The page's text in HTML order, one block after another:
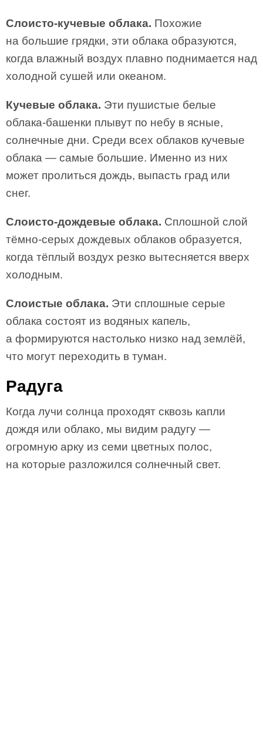
Слоисто-кучевые облака. Похожие
на большие грядки, эти облака образуются,
когда влажный воздух плавно поднимается над
холодной сушей или океаном.
Кучевые облака. Эти пушистые белые
облака-башенки плывут по небу в ясные,
солнечные дни. Среди всех облаков кучевые
облака — самые большие. Именно из них
может пролиться дождь, выпасть град или
снег.
Слоисто-дождевые облака. Сплошной слой
тёмно-серых дождевых облаков образуется,
когда тёплый воздух резко вытесняется вверх
холодным.
Слоистые облака. Эти сплошные серые
облака состоят из водяных капель,
а формируются настолько низко над землёй,
что могут переходить в туман.
Радуга
Когда лучи солнца проходят сквозь капли
дождя или облако, мы видим радугу —
огромную арку из семи цветных полос,
на которые разложился солнечный свет.